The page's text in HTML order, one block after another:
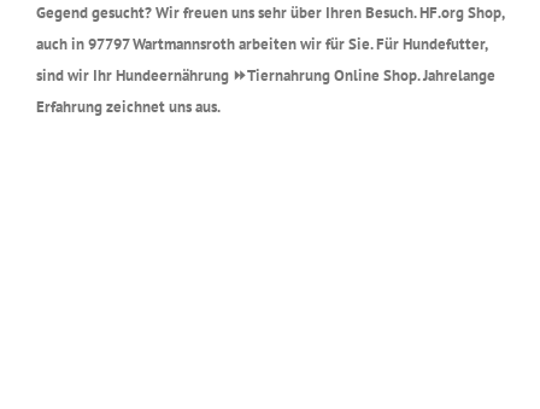
Gegend gesucht? Wir freuen uns sehr über Ihren Besuch. HF.org Shop,
auch in 97797 Wartmannsroth arbeiten wir für Sie. Für Hundefutter,
sind wir Ihr Hundeernährung ⏩Tiernahrung Online Shop. Jahrelange
Erfahrung zeichnet uns aus.